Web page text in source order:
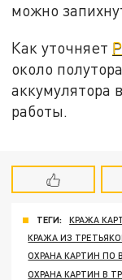
можно
Как уточняет
около
аккумулятора
работы.
ТЕГИ: КРАЖА
КРАЖА ИЗ
ОХРАНА КАРТИН
ОХРАНА КАРТИН В